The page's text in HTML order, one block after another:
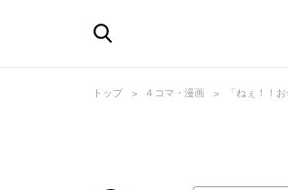
トップ ４コマ・漫画 「ねぇ！！